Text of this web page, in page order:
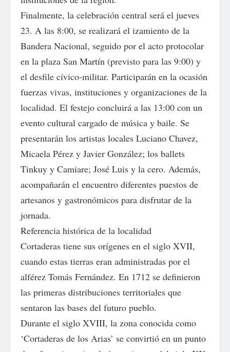
Finalmente, la celebración central será el jueves
23. A las 8:00, se realizará el izamiento de la
Bandera Nacional, seguido por el acto protocolar
en la plaza San Martín (previsto para las 9:00) y
el desfile cívico-militar. Participarán en la ocasión
fuerzas vivas, instituciones y organizaciones de la
localidad. El festejo concluirá a las 13:00 con un
evento cultural cargado de música y baile. Se
presentarán los artistas locales Luciano Chavez,
Micaela Pérez y Javier González; los ballets
Tinkuy y Camiare; José Luis y la cero. Además,
acompañarán el encuentro diferentes puestos de
artesanos y gastronómicos para disfrutar de la
jornada.
Referencia histórica de la localidad
Cortaderas tiene sus orígenes en el siglo XVII,
cuando estas tierras eran administradas por el
alférez Tomás Fernández. En 1712 se definieron
las primeras distribuciones territoriales que
sentaron las bases del futuro pueblo.
Durante el siglo XVIII, la zona conocida como
‘Cortaderas de los Arias’ se convirtió en un punto